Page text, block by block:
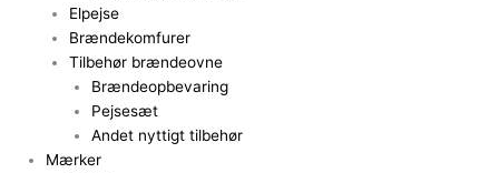
Elpejse
Brændekomfurer
Tilbehør brændeovne
Brændeopbevaring
Pejsesæt
Andet nyttigt tilbehør
Mærker